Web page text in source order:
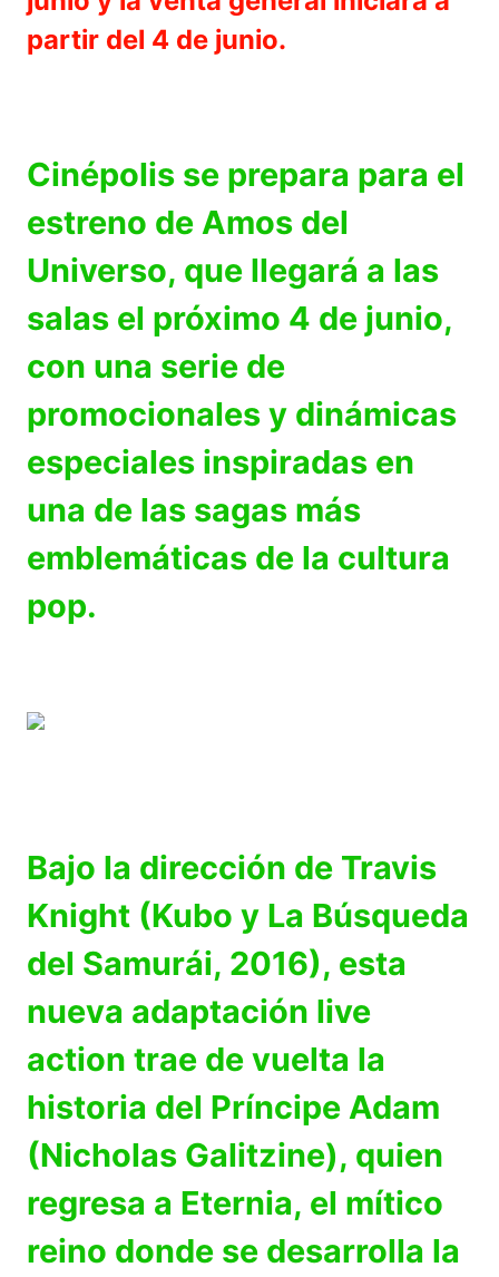
partir del 4 de junio.
Cinépolis se prepara para el
estreno de Amos del
Universo, que llegará a las
salas el próximo 4 de junio,
con una serie de
promocionales y dinámicas
especiales inspiradas en
una de las sagas más
emblemáticas de la cultura
pop.
Bajo la dirección de Travis
Knight (Kubo y La Búsqueda
del Samurái, 2016), esta
nueva adaptación live
action trae de vuelta la
historia del Príncipe Adam
(Nicholas Galitzine), quien
regresa a Eternia, el mítico
reino donde se desarrolla la